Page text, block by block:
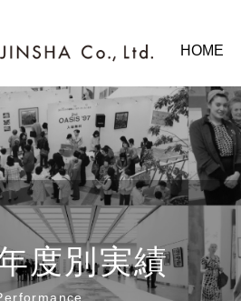
HOME
度別実績